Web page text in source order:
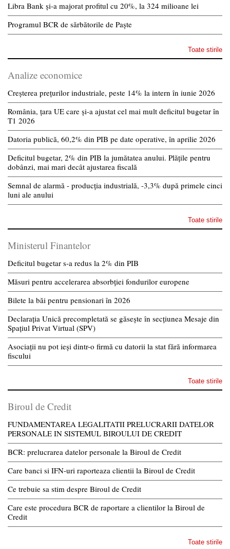
Libra Bank și-a majorat profitul cu 20%, la 324 milioane lei
Programul BCR de sărbătorile de Paște
Toate stirile
Analize economice
Creșterea prețurilor industriale, peste 14% la intern în iunie 2026
România, țara UE care și-a ajustat cel mai mult deficitul bugetar în
T1 2026
Datoria publică, 60,2% din PIB pe date operative, în aprilie 2026
Deficitul bugetar, 2% din PIB la jumătatea anului. Plățile pentru
dobânzi, mai mari decât ajustarea fiscală
Semnal de alarmă - producția industrială, -3,3% după primele cinci
luni ale anului
Toate stirile
Ministerul Finantelor
Deficitul bugetar s-a redus la 2% din PIB
Măsuri pentru accelerarea absorbției fondurilor europene
Bilete la băi pentru pensionari în 2026
Declarația Unică precompletată se găsește în secțiunea Mesaje din
Spațiul Privat Virtual (SPV)
Asociații nu pot ieși dintr-o firmă cu datorii la stat fără informarea
fiscului
Toate stirile
Biroul de Credit
FUNDAMENTAREA LEGALITATII PRELUCRARII DATELOR
PERSONALE IN SISTEMUL BIROULUI DE CREDIT
BCR: prelucrarea datelor personale la Biroul de Credit
Care banci si IFN-uri raporteaza clientii la Biroul de Credit
Ce trebuie sa stim despre Biroul de Credit
Care este procedura BCR de raportare a clientilor la Biroul de
Credit
Toate stirile